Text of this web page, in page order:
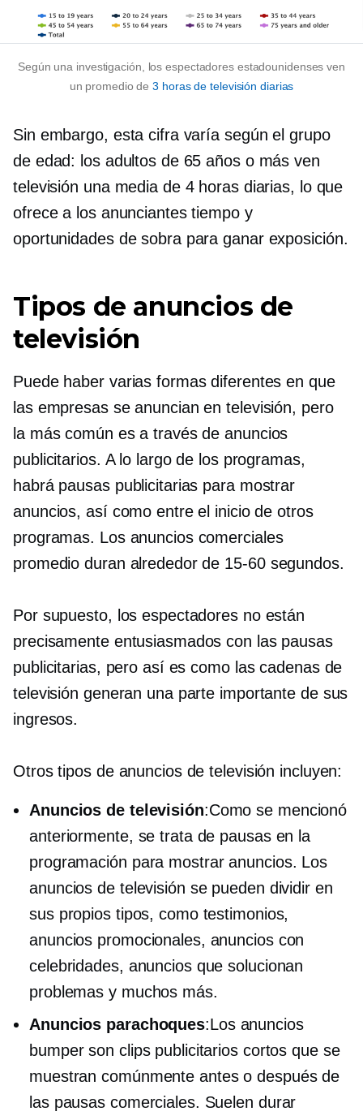
Según una investigación, los espectadores estadounidenses ven
un promedio de3 horas de televisión diarias
Sin embargo, esta cifra varía según el grupo
de edad: los adultos de 65 años o más ven
televisión una media de 4 horas diarias, lo que
ofrece a los anunciantes tiempo y
oportunidades de sobra para ganar exposición.
Tipos de anuncios de
televisión
Puede haber varias formas diferentes en que
las empresas se anuncian en televisión, pero
la más común es a través de anuncios
publicitarios. A lo largo de los programas,
habrá pausas publicitarias para mostrar
anuncios, así como entre el inicio de otros
programas. Los anuncios comerciales
promedio duran alrededor de 15-60segundos.
Por supuesto, los espectadores no están
precisamente entusiasmados con las pausas
publicitarias, pero así es como las cadenas de
televisión generan una parte importante de sus
ingresos.
Otros tipos de anuncios de televisión incluyen:
Anuncios de televisión:Como se mencionó
anteriormente, se trata de pausas en la
programación para mostrar anuncios. Los
anuncios de televisión se pueden dividir en
sus propios tipos, como testimonios,
anuncios promocionales, anuncios con
celebridades, anuncios que solucionan
problemas y muchos más.
Anuncios parachoques:Los anuncios
bumper son clips publicitarios cortos que se
muestran comúnmente antes o después de
las pausas comerciales. Suelen durar